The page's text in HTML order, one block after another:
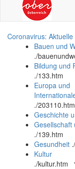
Coronavirus:
Bauen und
./
Bildung und
./133.htm
Europa und
./203110.htm
Geschichte
Gesellschaft
./139.htm
Gesundheit .
Kultur
./kultur.htm